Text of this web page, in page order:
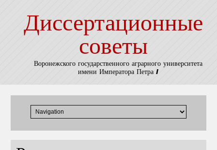
Диссертационные
советы
Воронежского государственного аграрного университета
имени Императора Петра I